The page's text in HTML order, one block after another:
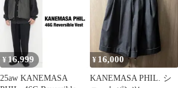
¥ 16,999
25aw KANEMASA
¥ 16,000
KANEMASA PHIL. シ